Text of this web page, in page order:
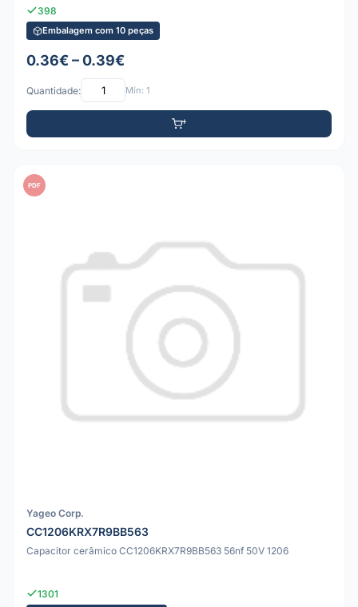
398
Embalagem com 10 peças
0.36€ – 0.39€
Quantidade: Mín: 1
PDF
Yageo Corp.
CC1206KRX7R9BB563
Capacitor cerâmico CC1206KRX7R9BB563 56nf 50V 1206
1301